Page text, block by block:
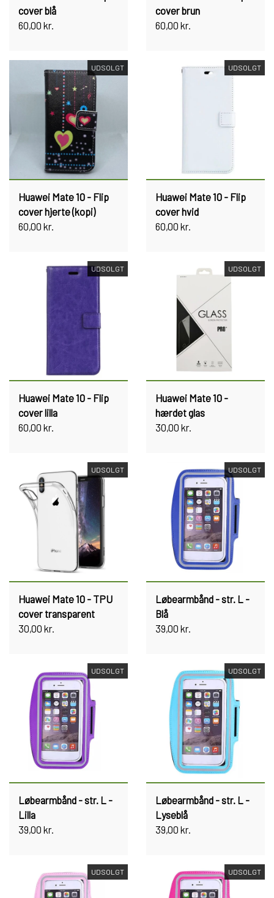
cover blå
60,00 kr.
cover brun
60,00 kr.
UDSOLGT
Huawei Mate 10 - Flip
cover hjerte (kopi)
60,00 kr.
UDSOLGT
Huawei Mate 10 - Flip
cover hvid
60,00 kr.
UDSOLGT
Huawei Mate 10 - Flip
cover lilla
60,00 kr.
UDSOLGT
Huawei Mate 10 -
hærdet glas
30,00 kr.
UDSOLGT
Huawei Mate 10 - TPU
cover transparent
30,00 kr.
UDSOLGT
Løbearmbånd - str. L -
Blå
39,00 kr.
UDSOLGT
Løbearmbånd - str. L -
Lilla
39,00 kr.
UDSOLGT
Løbearmbånd - str. L -
Lyseblå
39,00 kr.
UDSOLGT UDSOLGT